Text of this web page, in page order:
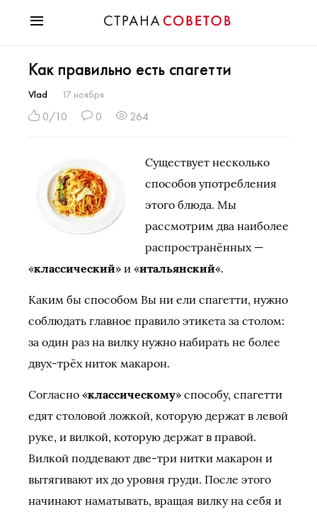
Мода
Звезды
Гороскопы
Праздники
Как правильно есть спагетти
Vlad 17 ноября
0/10 0 264
Существует несколько
способов употребления
этого блюда. Мы
рассмотрим два наиболее
распространённых —
«классический» и «итальянский«.
Каким бы способом Вы ни ели спагетти, нужно
соблюдать главное правило этикета за столом:
за один раз на вилку нужно набирать не более
двух-трёх ниток макарон.
Согласно «классическому» способу, спагетти
едят столовой ложкой, которую держат в левой
руке, и вилкой, которую держат в правой.
Вилкой поддевают две-три нитки макарон и
вытягивают их до уровня груди. После этого
начинают наматывать, вращая вилку на себя и